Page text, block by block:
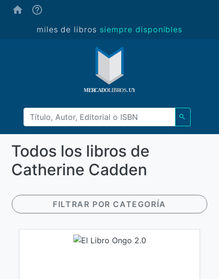
miles de libros siempre disponibles
Todos los libros de
Catherine Cadden
FILTRAR POR CATEGORÍA